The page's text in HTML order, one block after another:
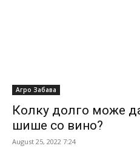
Агро Забава
Колку долго може
шише со вино?
August 25, 2022 7:24